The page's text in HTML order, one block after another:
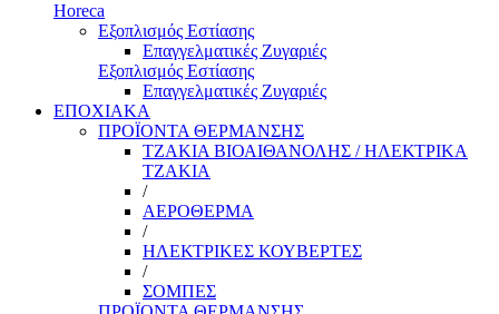
Horeca
Εξοπλισμός Εστίασης
Επαγγελματικές Ζυγαριές
Εξοπλισμός Εστίασης
Επαγγελματικές Ζυγαριές
ΕΠΟΧΙΑΚΑ
ΠΡΟΪΟΝΤΑ ΘΕΡΜΑΝΣΗΣ
ΤΖΑΚΙΑ ΒΙΟΑΙΘΑΝΟΛΗΣ / ΗΛΕΚΤΡΙΚΑ
ΤΖΑΚΙΑ
/
ΑΕΡΟΘΕΡΜΑ
/
ΗΛΕΚΤΡΙΚΕΣ ΚΟΥΒΕΡΤΕΣ
/
ΣΟΜΠΕΣ